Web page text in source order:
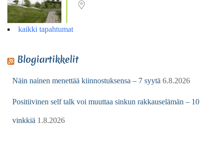
kaikki tapahtumat
Blogiartikkelit
Näin nainen menettää kiinnostuksensa – 7 syytä 6.8.2026
Positiivinen self talk voi muuttaa sinkun rakkauselämän – 10
vinkkiä 1.8.2026